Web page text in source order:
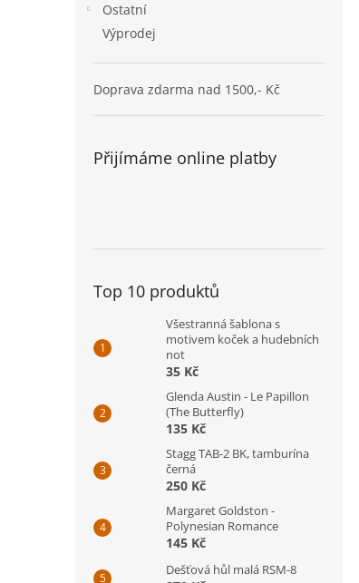
Ostatní
Výprodej
Doprava zdarma nad 1500,- Kč
Přijímáme online platby
Top 10 produktů
Všestranná šablona s
motivem koček a hudebních
not
35 Kč
Glenda Austin - Le Papillon
(The Butterfly)
135 Kč
Stagg TAB-2 BK, tamburína
černá
250 Kč
Margaret Goldston -
Polynesian Romance
145 Kč
Dešťová hůl malá RSM-8